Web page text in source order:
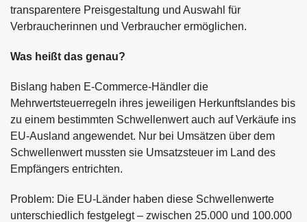
transparentere Preisgestaltung und Auswahl für
Verbraucherinnen und Verbraucher ermöglichen.
Was heißt das genau?
Bislang haben E-Commerce-Händler die
Mehrwertsteuerregeln ihres jeweiligen Herkunftslandes bis
zu einem bestimmten Schwellenwert auch auf Verkäufe ins
EU-Ausland angewendet. Nur bei Umsätzen über dem
Schwellenwert mussten sie Umsatzsteuer im Land des
Empfängers entrichten.
Problem: Die EU-Länder haben diese Schwellenwerte
unterschiedlich festgelegt – zwischen 25.000 und 100.000